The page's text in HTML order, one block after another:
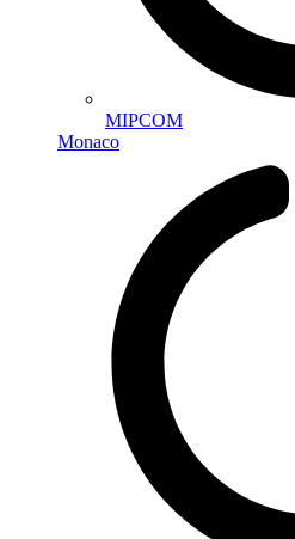
MIPCOM
Monaco